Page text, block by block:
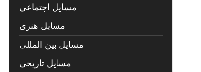
مسايل اجتماعي
مسايل هنری
مسایل بین المللی
مسایل تاریخی